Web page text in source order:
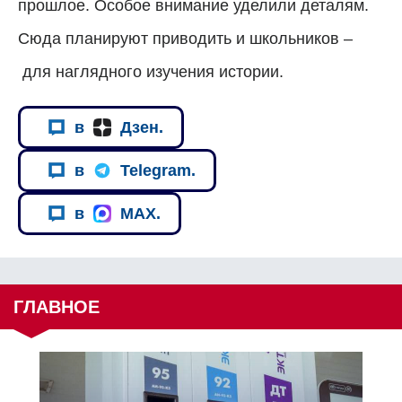
прошлое. Особое внимание уделили деталям.
Сюда планируют приводить и школьников –
для наглядного изучения истории.
в Дзен.
в Telegram.
в MAX.
ГЛАВНОЕ